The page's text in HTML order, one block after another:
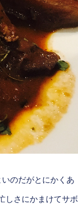
のだがとにかくあ
しさにかまけてサボ